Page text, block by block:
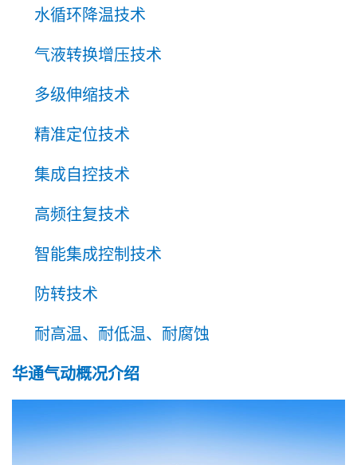
水循环降温技术
气液转换增压技术
多级伸缩技术
精准定位技术
集成自控技术
高频往复技术
智能集成控制技术
防转技术
耐高温、耐低温、耐腐蚀
华通气动概况介绍